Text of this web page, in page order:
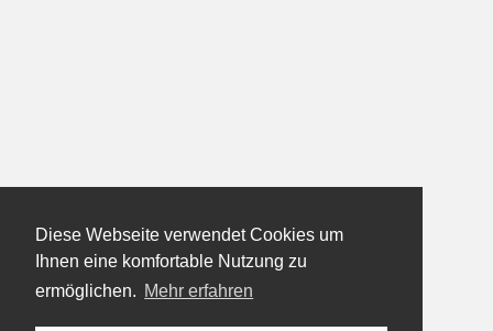
Diese Webseite verwendet Cookies um
Ihnen eine komfortable Nutzung zu
ermöglichen. Mehr erfahren